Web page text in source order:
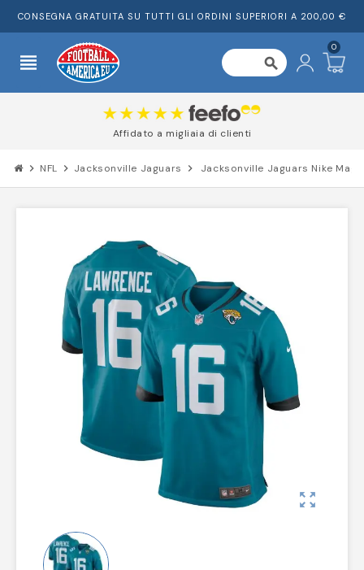
CONSEGNA GRATUITA SU TUTTI GLI ORDINI SUPERIORI A 200,00 €
view_headline search
0
Affidato a migliaia di clienti
chevron_right NFL chevron_right Jacksonville Jaguars chevron_right Jacksonville Jaguars Nike
zoom_out_map